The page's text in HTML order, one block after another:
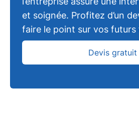
et soignée. Profitez d’un
faire le point sur vos futurs
Devis gratuit